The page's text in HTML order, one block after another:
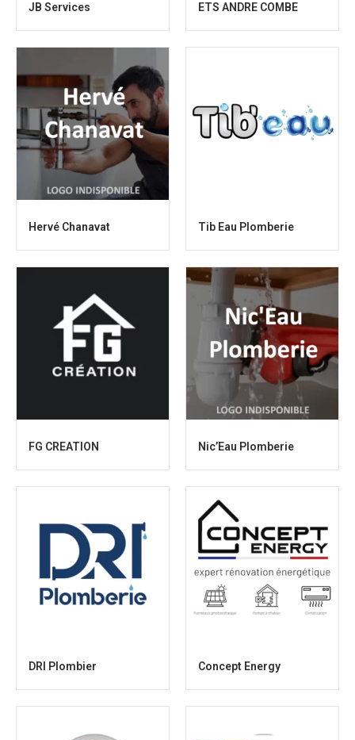
JB Services ETS ANDRE COMBE
Hervé Chanavat Tib Eau Plomberie
FG CREATION Nic’Eau Plomberie
DRI Plombier Concept Energy